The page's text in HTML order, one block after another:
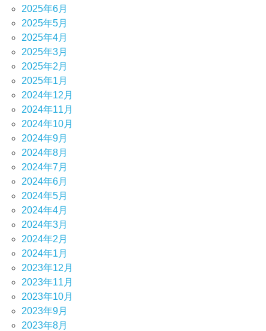
2025年6月
2025年5月
2025年4月
2025年3月
2025年2月
2025年1月
2024年12月
2024年11月
2024年10月
2024年9月
2024年8月
2024年7月
2024年6月
2024年5月
2024年4月
2024年3月
2024年2月
2024年1月
2023年12月
2023年11月
2023年10月
2023年9月
2023年8月